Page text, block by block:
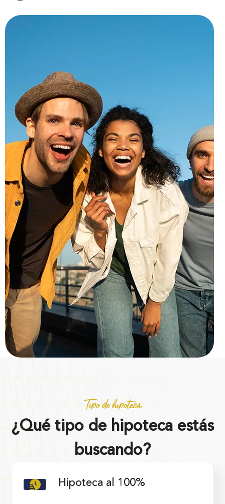
Tipo de hipoteca
¿Qué tipo de hipoteca estás
buscando?
Hipoteca al 100%